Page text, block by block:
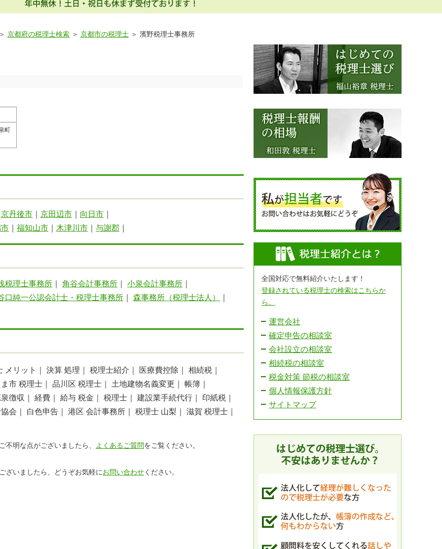
京都府の税理士検索 京都市の税理士 濱野税理士事務所
町
京丹後市 京田辺市 向日市
福知山市 木津川市 与謝郡
税理士事務所 角谷会計事務所 小泉会計事務所
口純一公認会計士・税理士事務所 森事務所（税理士法人）
メリット｜ 決算 処理｜ 税理士紹介｜ 医療費控除｜
相続税｜
市 税理士｜ 品川区 税理士｜ 土地建物名義変更｜
帳簿｜
徴収｜ 経費｜ 給与 税金｜ 税理士｜ 建設業手続代行｜
印紙税｜
会｜ 白色申告｜ 港区 会計事務所｜ 税理士 山梨｜
滋賀 税理士｜
不明な点がございましたら、 よくあるご質問をご覧ください。
ざいましたら、どうぞお気軽にお問い合わせください。
全国対応で無料紹介いたします！
登録されている税理士の検索はこちらか
ら。
運営会社
確定申告の相談室
会社設立の相談室
相続税の相談室
税金対策 節税の相談室
個人情報保護方針
サイトマップ